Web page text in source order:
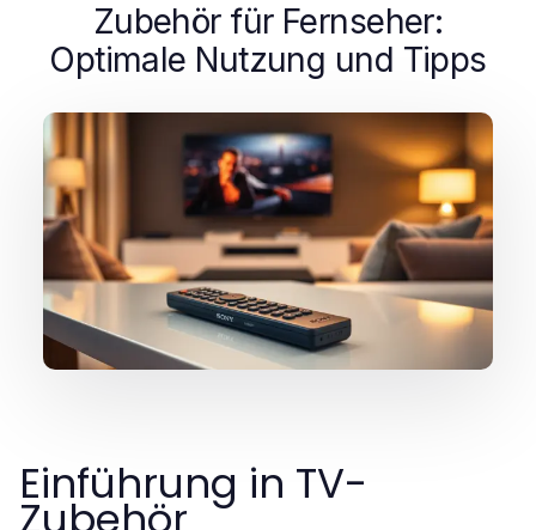
Zubehör für Fernseher:
Optimale Nutzung und Tipps
Einführung in TV-